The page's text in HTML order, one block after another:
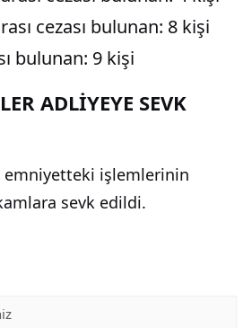
cezası bulunan: 8 kişi
bulunan: 9 kişi
ADLİYEYE SEVK
emniyetteki işlemlerinin
sevk edildi.